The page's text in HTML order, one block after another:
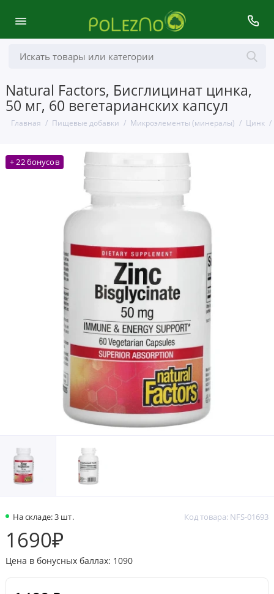
Natural Factors, Бисглицинат цинка,
50 мг, 60 вегетарианских капсул
Главная Пищевые добавки Микроэлементы (минералы) Цинк
+ 22 бонусов
На складе: 3 шт. Код товара: NFS-01693
1690₽
Цена в бонусных баллах: 1090